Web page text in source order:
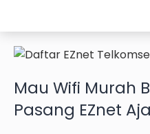
Mau Wifi Murah
Pasang EZnet